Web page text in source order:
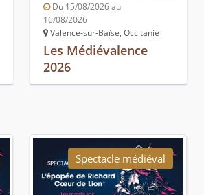
Du 15/08/2026 au
16/08/2026
Valence-sur-Baïse, Occitanie
Les Médiévalence
2026
Spectacle médiéval